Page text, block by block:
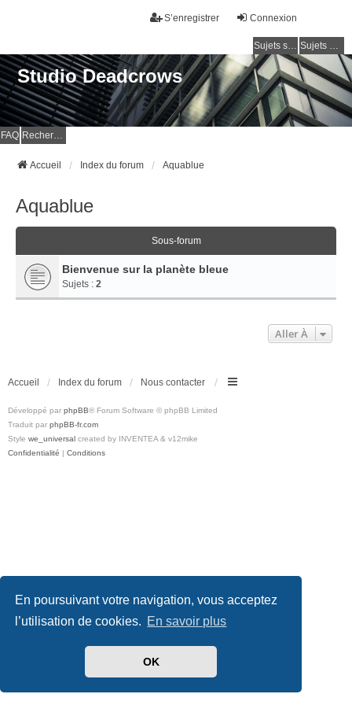
En poursuivant votre navigation, vous acceptez
l’utilisation de cookies. En savoir plus
OK
Connexion
S’enregistrer
Sujets sans réponse Sujets actifs
Studio Deadcrows
FAQ Rechercher
Accueil Index du forum Aquablue
Aquablue
Sous-forum
Bienvenue sur la planète bleue
Sujets : 2
Aller À
Accueil Index du forum Nous contacter
Développé par phpBB® Forum Software © phpBB Limited
Traduit par phpBB-fr.com
Style we_universal created by INVENTEA & v12mike
Confidentialité | Conditions